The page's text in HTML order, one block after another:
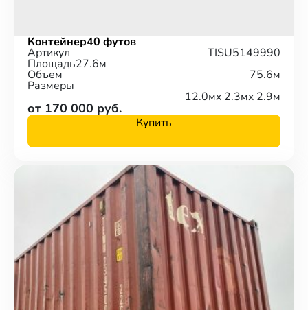
Контейнер40 футов
Артикул TISU5149990
Площадь27.6м
Объем 75.6м
Размеры
12.0мx 2.3мx 2.9м
от 170 000 руб.
Купить